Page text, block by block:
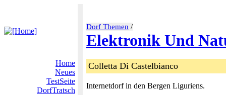
Dorf Themen /
Elektronik Und
Home
Neues
TestSeite
DorfTratsch
Colletta Di Castelbianco
Internetdorf in den Bergen Liguriens.